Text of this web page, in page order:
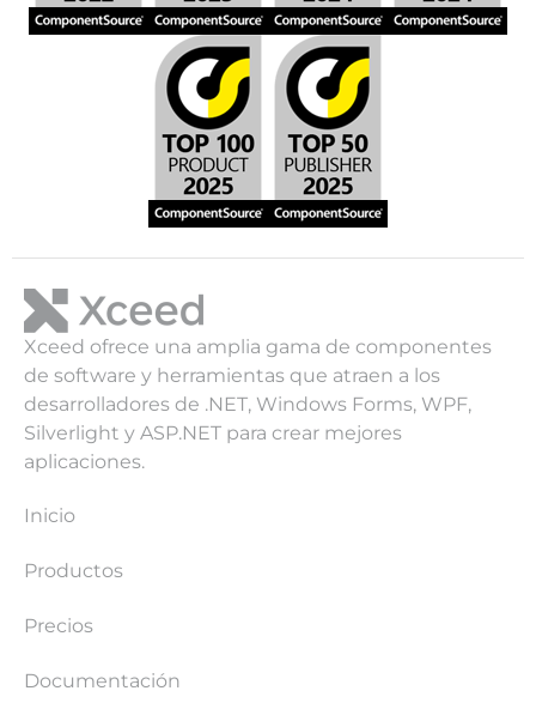
Xceed ofrece una amplia gama de componentes
de software y herramientas que atraen a los
desarrolladores de .NET, Windows Forms, WPF,
Silverlight y ASP.NET para crear mejores
aplicaciones.
Inicio
Productos
Precios
Documentación